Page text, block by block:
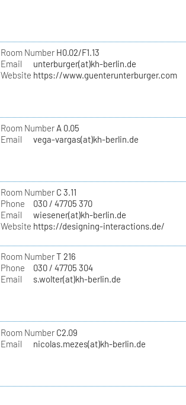
Room NumberH0.02/F1.13
Email
unterburger(at)kh-berlin.de
Website https://www.guenterunterburger.com
Room NumberA 0.05
Email
vega-vargas(at)kh-berlin.de
Room NumberC 3.11
Phone
030 / 47705 370
Email
wiesener(at)kh-berlin.de
Website https://designing-interactions.de/
Room NumberT 216
Phone
030 / 47705 304
Email
s.wolter(at)kh-berlin.de
Room NumberC2.09
Email
nicolas.mezes(at)kh-berlin.de